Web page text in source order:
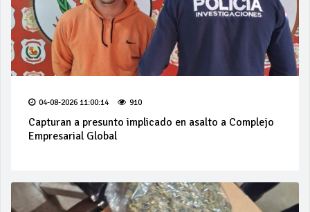
04-08-2026 11:00:14 910
Capturan a presunto implicado en asalto a Complejo
Empresarial Global